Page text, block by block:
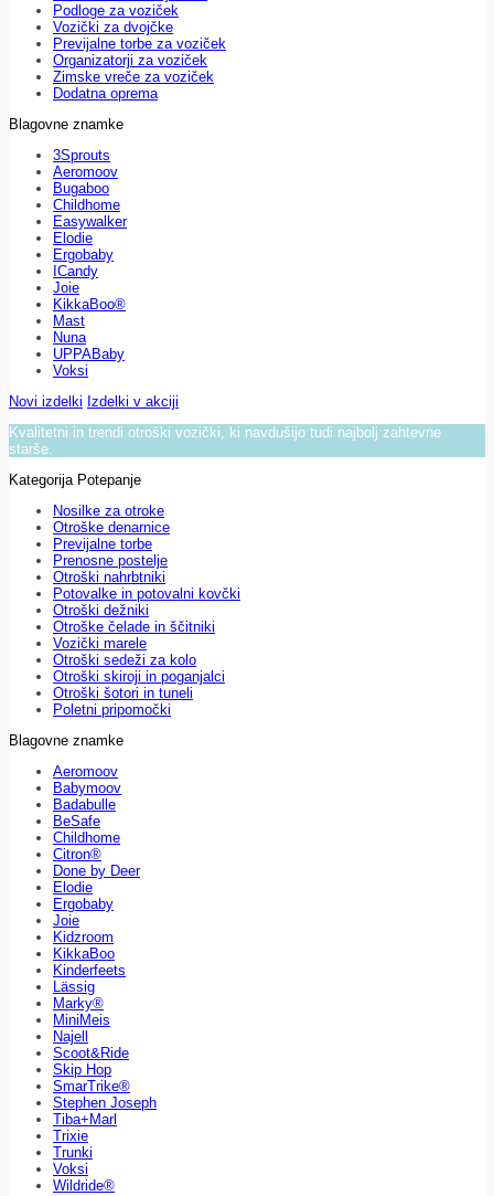
Podloge za voziček
Vozički za dvojčke
Previjalne torbe za voziček
Organizatorji za voziček
Zimske vreče za voziček
Dodatna oprema
Blagovne znamke
3Sprouts
Aeromoov
Bugaboo
Childhome
Easywalker
Elodie
Ergobaby
ICandy
Joie
KikkaBoo®
Mast
Nuna
UPPABaby
Voksi
Novi izdelki Izdelki v akciji
Kvalitetni in trendi otroški vozički, ki navdušijo tudi najbolj zahtevne
starše.
Kategorija Potepanje
Nosilke za otroke
Otroške denarnice
Previjalne torbe
Prenosne postelje
Otroški nahrbtniki
Potovalke in potovalni kovčki
Otroški dežniki
Otroške čelade in ščitniki
Vozički marele
Otroški sedeži za kolo
Otroški skiroji in poganjalci
Otroški šotori in tuneli
Poletni pripomočki
Blagovne znamke
Aeromoov
Babymoov
Badabulle
BeSafe
Childhome
Citron®
Done by Deer
Elodie
Ergobaby
Joie
Kidzroom
KikkaBoo
Kinderfeets
Lässig
Marky®
MiniMeis
Najell
Scoot&Ride
Skip Hop
SmarTrike®
Stephen Joseph
Tiba+Marl
Trixie
Trunki
Voksi
Wildride®